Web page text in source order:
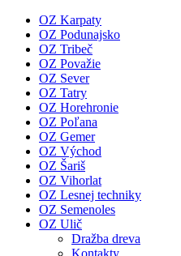
OZ Karpaty
OZ Podunajsko
OZ Tribeč
OZ Považie
OZ Sever
OZ Tatry
OZ Horehronie
OZ Poľana
OZ Gemer
OZ Východ
OZ Šariš
OZ Vihorlat
OZ Lesnej techniky
OZ Semenoles
OZ Ulič
Dražba dreva
Kontakty